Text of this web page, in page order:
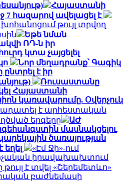
Հայաստանի
7 հազարով ավելացել է
թույլ տրվող
Եթե նման
ՌԴ-ն իր
կտա չայցելել
Նոր մեղադրանք՝ Գագիկ
է իր
Ռուսաստանը
Հայաստանի
կառավարումը. Օվերչուկ
է արհեստական
երգերը
ԱԺ
մասնակցելու
ծառայության
«Էմ Ջի»-ում
իրավախախտում
է տվել «Շերեմետևո»
բաժնեմասի